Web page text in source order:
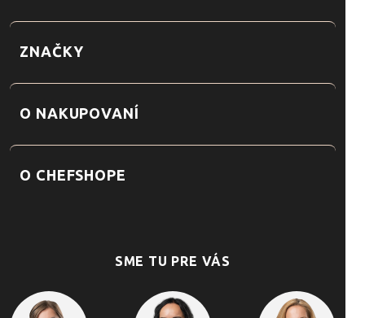
ZNAČKY
O NAKUPOVANÍ
O CHEFSHOPE
SME TU PRE VÁS